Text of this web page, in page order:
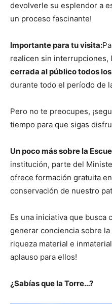
devolverle su esplendor a
un proceso fascinante!
Importante para tu visita:
realicen sin interrupciones,
cerrada al público todos
durante todo el período de
Pero no te preocupes,
tiempo para que sigas
Un poco más sobre la
institución, parte del
ofrece formación gratuita
conservación de nuestro
Es una iniciativa que busca
generar conciencia sobre
riqueza material e
aplauso para ellos!
¿Sabías que la Torre…?